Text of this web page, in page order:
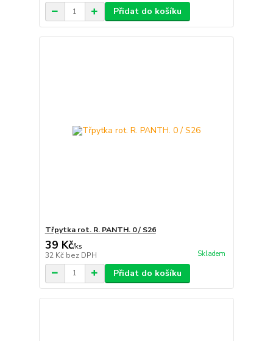
Přidat do košíku
Třpytka rot. R. PANTH. 0 / S26
39 Kč/ks
32 Kč bez DPH Skladem
Přidat do košíku